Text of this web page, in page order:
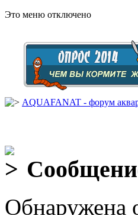
Это меню отключено
AQUAFANAT - форум
Обнаружена